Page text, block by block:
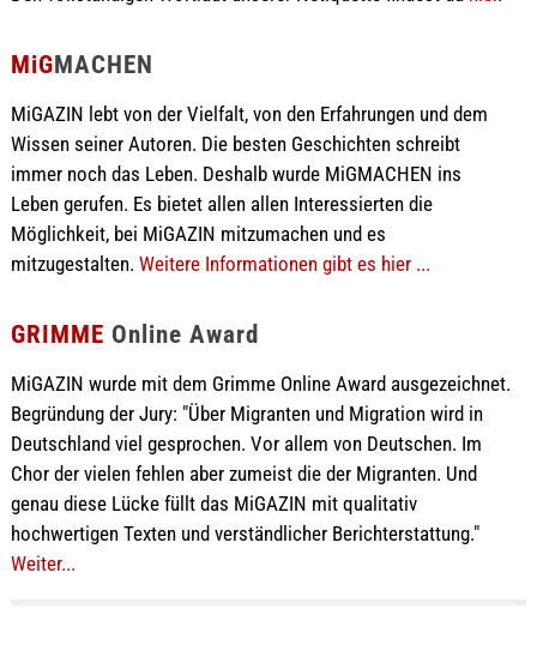
MiGMACHEN
MiGAZIN lebt von der Vielfalt, von den Erfahrungen und dem
Wissen seiner Autoren. Die besten Geschichten schreibt
immer noch das Leben. Deshalb wurde MiGMACHEN ins
Leben gerufen. Es bietet allen allen Interessierten die
Möglichkeit, bei MiGAZIN mitzumachen und es
mitzugestalten. Weitere Informationen gibt es hier ...
GRIMME Online Award
MiGAZIN wurde mit dem Grimme Online Award ausgezeichnet.
Begründung der Jury: "Über Migranten und Migration wird in
Deutschland viel gesprochen. Vor allem von Deutschen. Im
Chor der vielen fehlen aber zumeist die der Migranten. Und
genau diese Lücke füllt das MiGAZIN mit qualitativ
hochwertigen Texten und verständlicher Berichterstattung."
Weiter...